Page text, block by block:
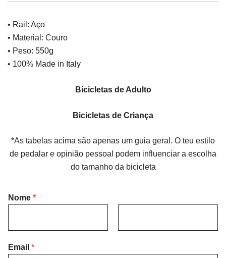
• Rail: Aço
• Material: Couro
• Peso: 550g
• 100% Made in Italy
Bicicletas de Adulto
Bicicletas de Criança
*As tabelas acima são apenas um guia geral. O teu estilo
de pedalar e opinião pessoal podem influenciar a escolha
do tamanho da bicicleta
Nome *
Email *